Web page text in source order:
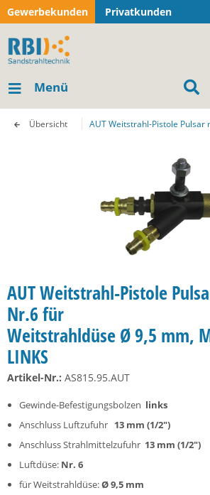
Gewerbekunden Privatkunden
Menü
Übersicht AUT Weitstrahl-Pistole Pulsar
AUT Weitstrahl-Pistole
Nr.6 für
Weitstrahldüse Ø 9,5 mm,
LINKS
Artikel-Nr.: AS815.95.AUT
Gewinde-Befestigungsbolzen links
Anschluss Luftzufuhr 13 mm (1/2")
Anschluss Strahlmittelzufuhr 13 mm (1/2")
Luftdüse: Nr. 6
für Weitstrahldüse:Ø 9,5 mm